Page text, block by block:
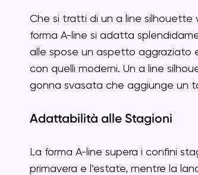
Che si tratti di un a line silhouette
forma A-line si adatta
alle spose un aspetto aggraziato
con quelli moderni. Un a line
gonna svasata che aggiunge un
Adattabilità alle Stagioni
La forma A-line supera i confini
primavera e l’estate, mentre la